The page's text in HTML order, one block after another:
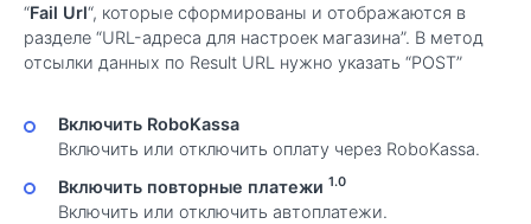
“Fail Url“, которые сформированы и отображаются в
разделе “URL-адреса для настроек магазина”. В метод
отсылки данных по Result URL нужно указать “POST”
Включить RoboKassa
Включить или отключить оплату через RoboKassa.
Включить повторные платежи 1.0
Включить или отключить автоплатежи.